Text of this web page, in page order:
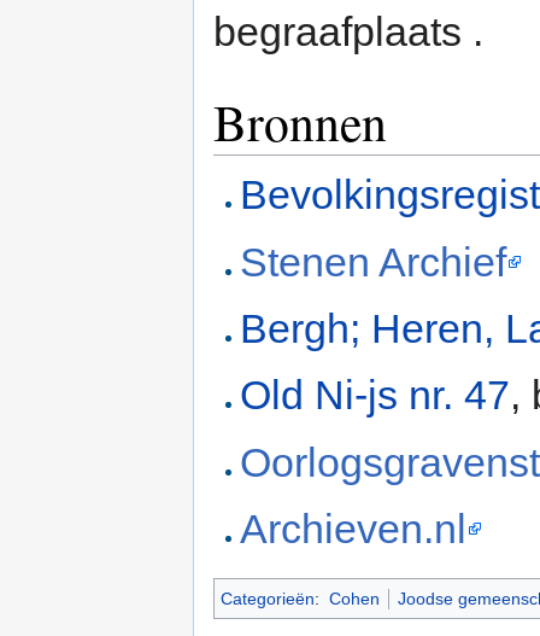
begraafplaats .
Bronnen
Stenen Archief
Bergh; Heren,
Old Ni-js nr. 47,
Archieven.nl
Categorieën: Cohen Joodse